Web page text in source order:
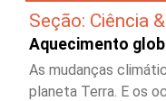
Seção: Ciência
Aquecimento
As mudanças
planeta Terra. E os